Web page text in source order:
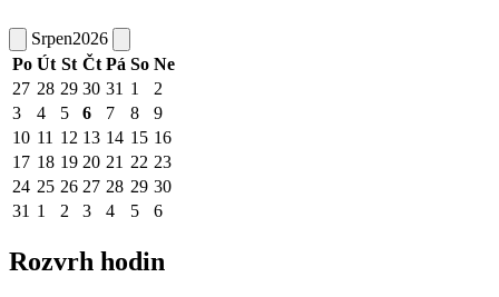
Srpen2026
Po Út St Čt Pá So Ne
27 28 29 30 31 1
2
3
4 5 6 7 8
9
10 11 12 13 14 15 16
17 18 19 20 21 22 23
24 25 26 27 28 29 30
31 1 2 3 4 5 6
Rozvrh hodin